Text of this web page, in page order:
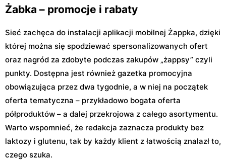
Żabka – promocje i rabaty
Sieć zachęca do instalacji aplikacji mobilnej Żappka, dzięki
której można się spodziewać spersonalizowanych ofert
oraz nagród za zdobyte podczas zakupów „żappsy” czyli
punkty. Dostępna jest również gazetka promocyjna
obowiązująca przez dwa tygodnie, a w niej na początek
oferta tematyczna – przykładowo bogata oferta
półproduktów – a dalej przekrojowa z całego asortymentu.
Warto wspomnieć, że redakcja zaznacza produkty bez
laktozy i glutenu, tak by każdy klient z łatwością znalazł to,
czego szuka.